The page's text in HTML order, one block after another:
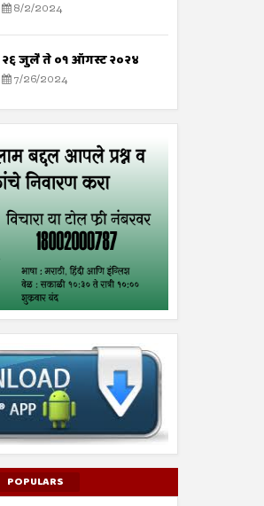
रेटणे चुकीचे
27 Oct
विजय दर्डा यांनी एकदा तरी
Shodhan 10/27/2023
8/2/2024
२६ जुलै ते ०१ ऑगस्ट २०२४
7/26/2024
POPULARS